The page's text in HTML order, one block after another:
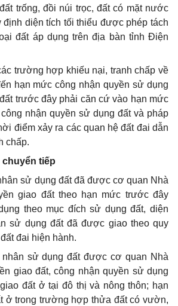
trống, đồi núi trọc, đất có mặt nước
diện tích tối thiểu được phép tách
đất áp dụng trên địa bàn tỉnh Điện
trường hợp khiếu nại, tranh chấp về
hạn mức công nhận quyền sử dụng
trước đây phải căn cứ vào hạn mức
nhận quyền sử dụng đất và pháp
điểm xảy ra các quan hệ đất đai dẫn
chấp.
chuyển tiếp
sử dụng đất đã được cơ quan Nhà
giao đất theo hạn mức trước đây
theo mục đích sử dụng đất, diện
sử dụng đất đã được giao theo quy
đai hiện hành.
nhân sử dụng đất được cơ quan Nhà
giao đất, công nhận quyền sử dụng
đất ởtại đô thị và nông thôn; hạn
ở trong trường hợp thửa đất có vườn,